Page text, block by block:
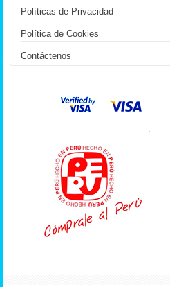
Políticas de Privacidad
Política de Cookies
Contáctenos
.